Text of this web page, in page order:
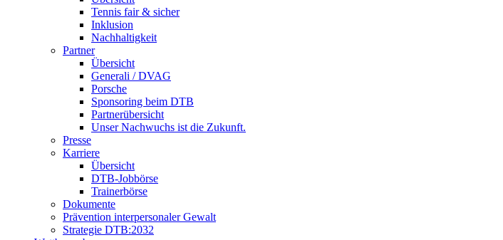
Tennis fair & sicher
Inklusion
Nachhaltigkeit
Partner
Übersicht
Generali / DVAG
Porsche
Sponsoring beim DTB
Partnerübersicht
Unser Nachwuchs ist die Zukunft.
Presse
Karriere
Übersicht
DTB-Jobbörse
Trainerbörse
Dokumente
Prävention interpersonaler Gewalt
Strategie DTB:2032